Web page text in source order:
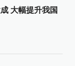
大幅提升我国